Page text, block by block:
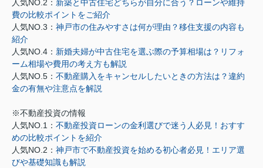
人気NO.2： 新築と中古住宅どちらが自分に合う？ローンや維持
費の比較ポイントをご紹介
人気NO.3： 神戸市の住みやすさは何が理由？移住支援の内容も
紹介
人気NO.4： 新婚夫婦が中古住宅を選ぶ際の予算相場は？リフォ
ーム相場や費用の考え方も解説
人気NO.5： 不動産購入をキャンセルしたいときの方法は？違約
金の有無や注意点を解説
※不動産投資の情報
人気NO.1： 不動産投資ローンの金利選びで迷う人必見！おすす
めの比較ポイントを紹介
人気NO.2： 神戸市で不動産投資を始める初心者必見！エリア選
びや基礎知識も解説